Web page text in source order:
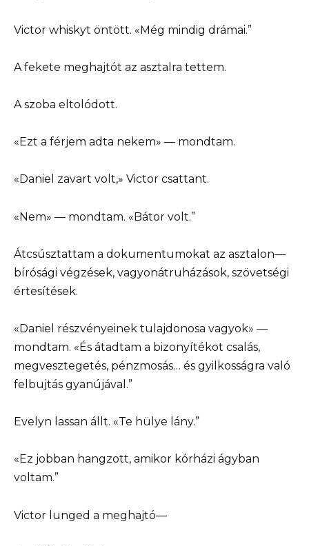
Victor whiskyt öntött. «Még mindig drámai.”
A fekete meghajtót az asztalra tettem.
A szoba eltolódott.
«Ezt a férjem adta nekem» — mondtam.
«Daniel zavart volt,» Victor csattant.
«Nem» — mondtam. «Bátor volt.”
Átcsúsztattam a dokumentumokat az asztalon—
bírósági végzések, vagyonátruházások, szövetségi
értesítések.
«Daniel részvényeinek tulajdonosa vagyok» —
mondtam. «És átadtam a bizonyítékot csalás,
megvesztegetés, pénzmosás… és gyilkosságra való
felbujtás gyanújával.”
Evelyn lassan állt. «Te hülye lány.”
«Ez jobban hangzott, amikor kórházi ágyban
voltam.”
Victor lunged a meghajtó—